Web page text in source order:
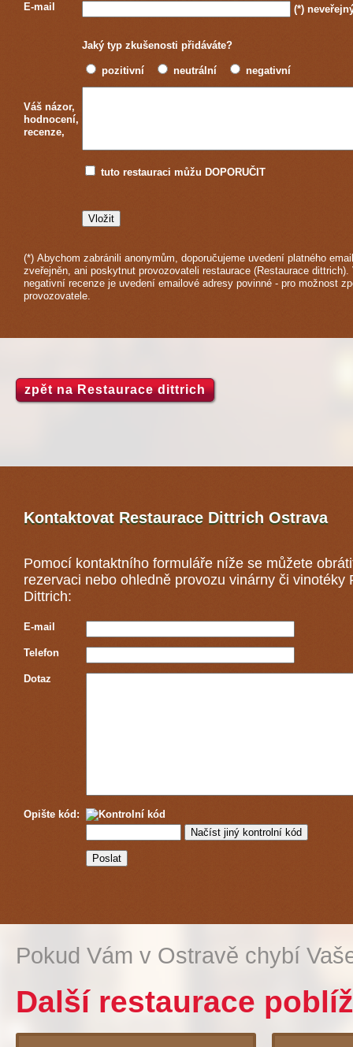
E-mail (*)
Jaký typ zkušenosti přidáváte?
pozitivní neutrální negativní
Váš názor,
hodnocení,
recenze,
tuto restauraci můžu DOPORUČIT
(*) Abychom zabránili anonymům, doporučujeme uvedení platného
zveřejněn, ani poskytnut provozovateli restaurace (Restaurace
negativní recenze je uvedení emailové adresy povinné - pro možnost
provozovatele.
zpět na Restaurace dittrich
Kontaktovat Restaurace Dittrich Ostrava
Pomocí kontaktního formuláře níže se můžete
rezervaci nebo ohledně provozu vinárny či vinotéky
Dittrich:
E-mail
Telefon
Dotaz
Opište kód:
Pokud Vám v Ostravě chybí
Další restaurace